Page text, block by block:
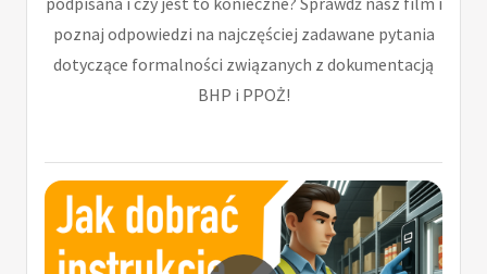
poznaj odpowiedzi na najczęściej zadawane pytania
dotyczące formalności związanych z dokumentacją
BHP i PPOŻ!